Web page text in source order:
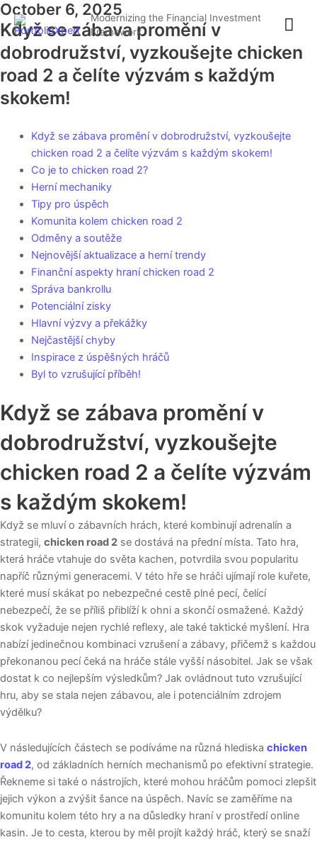
Skip
to
content
Modernizing the Financial Investment
Framework
October 6, 2025
Když se zábava promění v
dobrodružství, vyzkoušejte chicken
road 2 a čelíte výzvám s každým
skokem!
Když se zábava promění v dobrodružství, vyzkoušejte
chicken road 2 a čelíte výzvám s každým skokem!
Co je to chicken road 2?
Herní mechaniky
Tipy pro úspěch
Komunita kolem chicken road 2
Odměny a soutěže
Nejnovější aktualizace a herní trendy
Finanční aspekty hraní chicken road 2
Správa bankrollu
Potenciální zisky
Hlavní výzvy a překážky
Nejčastější chyby
Inspirace z úspěšných hráčů
Byl to vzrušující příběh!
Když se zábava promění v
dobrodružství, vyzkoušejte
chicken road 2 a čelíte výzvám
s každým skokem!
Když se mluví o zábavních hrách, které kombinují adrenalín a
strategii, chicken road 2 se dostává na přední místa. Tato hra,
která hráče vtahuje do světa kachen, potvrdila svou popularitu
napříč různými generacemi. V této hře se hráči ujímají role kuřete,
které musí skákat po nebezpečné cestě plné pecí, čelící
nebezpečí, že se příliš přiblíží k ohni a skončí osmažené. Každý
skok vyžaduje nejen rychlé reflexy, ale také taktické myšlení. Hra
nabízí jedinečnou kombinaci vzrušení a zábavy, přičemž s každou
překonanou pecí čeká na hráče stále vyšší násobitel. Jak se však
dostat k co nejlepším výsledkům? Jak ovládnout tuto vzrušující
hru, aby se stala nejen zábavou, ale i potenciálním zdrojem
výdělku?
V následujících částech se podíváme na různá hlediska chicken
road 2, od základních herních mechanismů po efektivní strategie.
Řekneme si také o nástrojích, které mohou hráčům pomoci zlepšit
jejich výkon a zvýšit šance na úspěch. Navíc se zaměříme na
komunitu kolem této hry a na důsledky hraní v prostředí online
kasin. Je to cesta, kterou by měl projít každý hráč, který se snaží